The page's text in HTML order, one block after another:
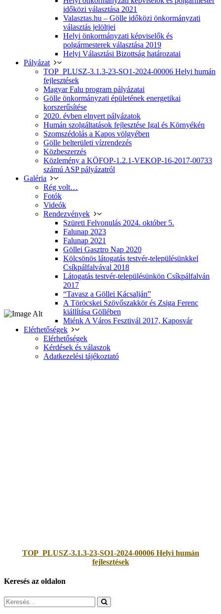
időközi választása 2021
Valasztas.hu – Gölle időközi önkormányzati
választás jelöltjei
Helyi önkormányzati képviselők és
polgármesterek választása 2019
Helyi Választási Bizottság határozatai
Pályázat
TOP_PLUSZ-3.1.3-23-SO1-2024-00006 Helyi humán
fejlesztések
Magyar Falu program pályázatai
Gölle önkormányzati épületének energetikai
korszerűsítése
2020. évben elnyert pályázatok
Humán szolgáltatások fejlesztése Igal és Környékén
Szomszédolás a Kapos völgyében
Gölle belterületi vízrendezés
Közbeszerzés
Közlemény a KÖFOP-1.2.1-VEKOP-16-2017-00733
számú ASP pályázatról
Galéria
Rég volt…
Fotók
Videók
Rendezvények
Szüreti Felvonulás 2024. október 5.
Falunap 2023
Falunap 2021
Göllei Gasztro Nap 2020
Kölcsönös látogatás testvér-településünkkel
Csíkpálfalvával 2018
Látogatás testvér-településünkön Csíkpálfalván
2017
“Tavasz a Göllei Kácsalján”
A Töröcskei Szövőszakkör és Zsiga Ferenc
kiállítása Göllében
Miénk A Város Fesztivál 2017, Kaposvár
Elérhetőségek
Elérhetőségek
Kérdések és válaszok
Adatkezelési tájékoztató
TOP_PLUSZ-3.1.3-23-SO1-2024-00006 Helyi humán
fejlesztések
Keresés az oldalon
Search
for: